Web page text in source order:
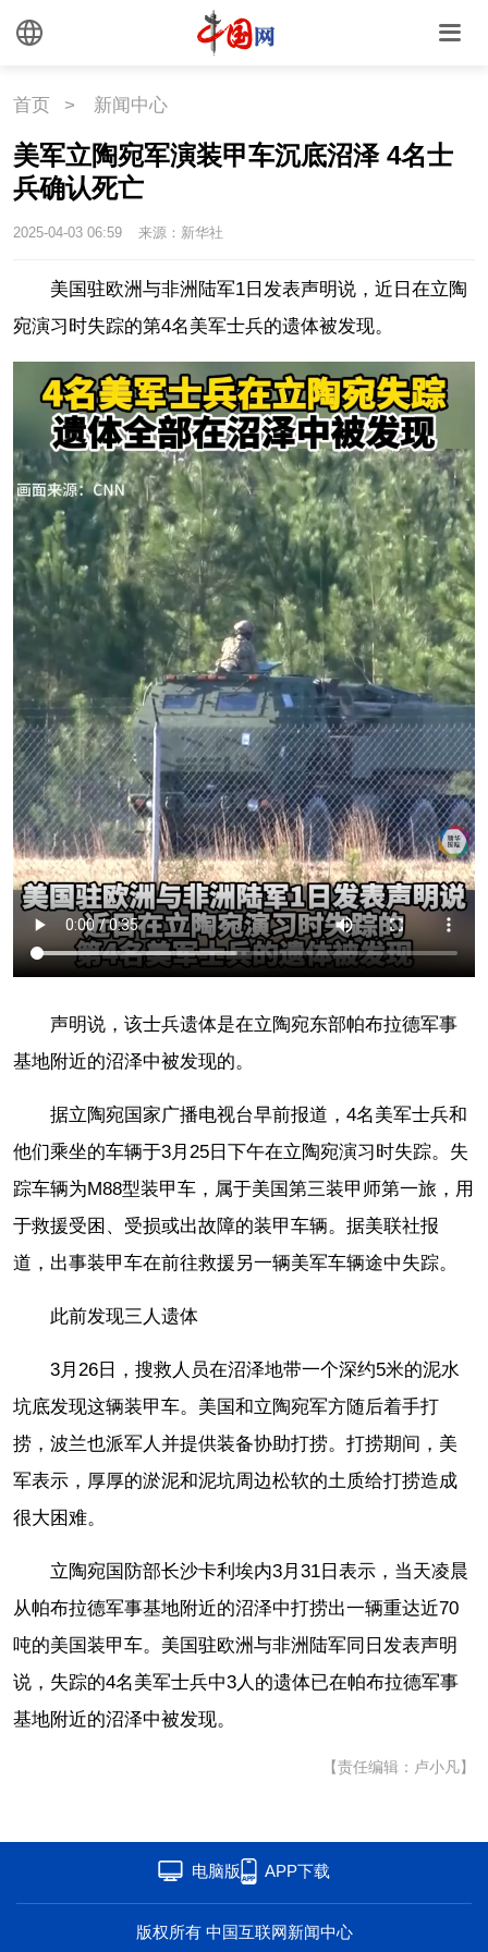
首页 > 新闻中心
美军立陶宛军演装甲车沉底沼泽 4名士
兵确认死亡
2025-04-03 06:59 来源：新华社
美国驻欧洲与非洲陆军1日发表声明说，近日在立陶
宛演习时失踪的第4名美军士兵的遗体被发现。
声明说，该士兵遗体是在立陶宛东部帕布拉德军事
基地附近的沼泽中被发现的。
据立陶宛国家广播电视台早前报道，4名美军士兵和
他们乘坐的车辆于3月25日下午在立陶宛演习时失踪。失
踪车辆为M88型装甲车，属于美国第三装甲师第一旅，用
于救援受困、受损或出故障的装甲车辆。据美联社报
道，出事装甲车在前往救援另一辆美军车辆途中失踪。
此前发现三人遗体
3月26日，搜救人员在沼泽地带一个深约5米的泥水
坑底发现这辆装甲车。美国和立陶宛军方随后着手打
捞，波兰也派军人并提供装备协助打捞。打捞期间，美
军表示，厚厚的淤泥和泥坑周边松软的土质给打捞造成
很大困难。
立陶宛国防部长沙卡利埃内3月31日表示，当天凌晨
从帕布拉德军事基地附近的沼泽中打捞出一辆重达近70
吨的美国装甲车。美国驻欧洲与非洲陆军同日发表声明
说，失踪的4名美军士兵中3人的遗体已在帕布拉德军事
基地附近的沼泽中被发现。
【责任编辑：卢小凡】
电脑版 APP下载
版权所有 中国互联网新闻中心